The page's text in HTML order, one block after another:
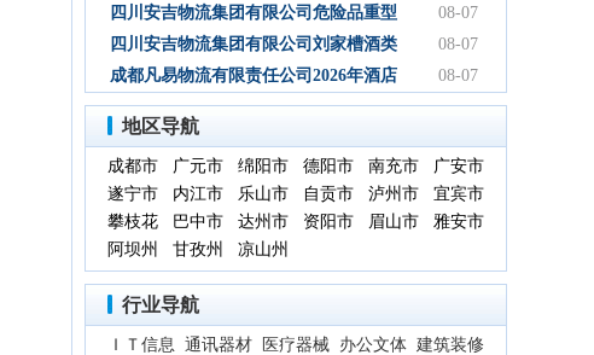
候选人公示
自卸式集装箱采购项目成交候选人公示
四川安吉物流集团有限公司危险品重型
罐式半挂车项目成交候选人公示
08-07
四川安吉物流集团有限公司刘家槽酒类
绿色智慧物流园职业病危害预评价服务
（二次）成交候选人公示
08-07
成都凡易物流有限责任公司2026年酒店
空调采购及安装项目（第三次）评审结
果公示
08-07
地区导航
成都市 广元市 绵阳市 德阳市 南充市
广安市
遂宁市
内江市 乐山市 自贡市 泸州市
宜宾市
攀枝花
巴中市 达州市 资阳市 眉山市
雅安市
阿坝州
甘孜州 凉山州
行业导航
ＩＴ信息 通讯器材 医疗器械 办公文体 建筑装修